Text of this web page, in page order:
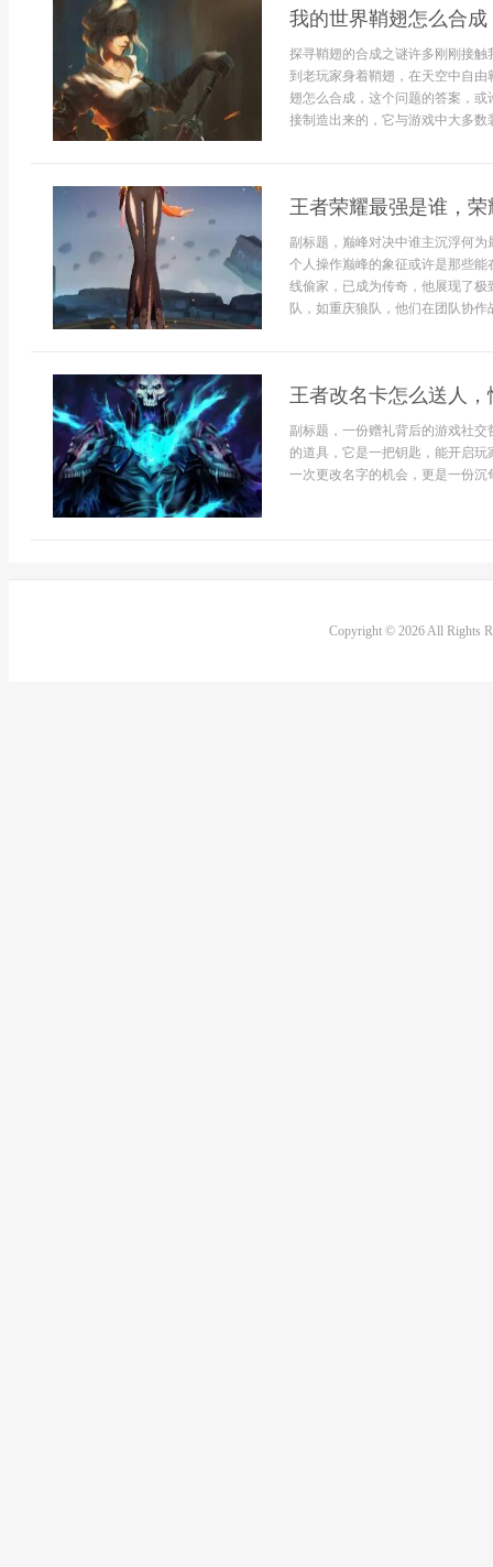
我的世界鞘翅怎么合
探寻鞘翅的合成之谜许多刚刚接
到老玩家身着鞘翅，在天空中自
翅怎么合成，这个问题的答案，
接制造出来的，它与游戏中大多
王者荣耀最强是谁，
副标题，巅峰对决中谁主沉浮何
个人操作巅峰的象征或许是那些
线偷家，已成为传奇，他展现了
队，如重庆狼队，他们在团队协
王者改名卡怎么送人
副标题，一份赠礼背后的游戏社
的道具，它是一把钥匙，能开启
一次更改名字的机会，更是一份
Copyright © 2026 All Rights